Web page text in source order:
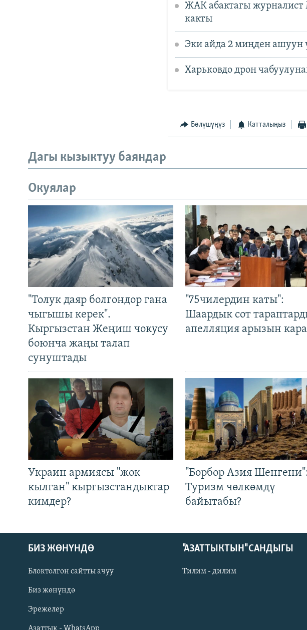
Русский
ЖАК абактагы журналист
какты
Эки айда 2 миңден ашуун
Харьковдо дрон
Бөлүшүңүз Катталыңыз
Дагы кызыктуу баяндар
Окуялар
"Толук даяр болгондор гана
чыгышы керек".
Кыргызстан Жеңиш чокусу
боюнча жаңы талап
сунуштады
"75чилердин каты":
Шаардык сот
апелляция арызын
Украин армиясы "жок
кылган" кыргызстандыктар
кимдер?
"Борбор Азия
Туризм чөлкөмдү
байытабы?
БИЗ ЖӨНҮНДӨ
Блоктолгон сайтты ачуу
Биз жөнүндө
Эрежелер
"АЗАТТЫКТЫН" САНДЫГЫ
Тилим - дилим